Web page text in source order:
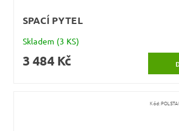
SPACÍ PYTEL
Skladem (3 KS)
3 484 Kč
Kód: